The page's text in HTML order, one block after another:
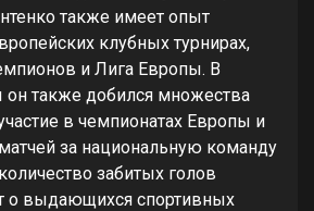
также имеет опыт
клубных турнирах,
и Лига Европы. В
он также добился множества
в чемпионатах Европы и
за национальную команду
забитых голов
о выдающихся спортивных